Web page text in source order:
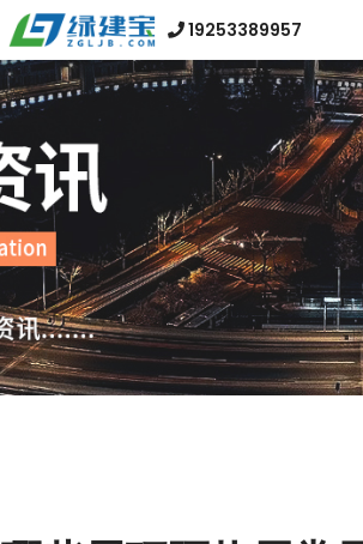
19253389957